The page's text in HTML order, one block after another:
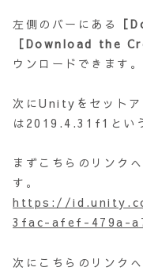
左側のバーにある ［
［Download the
ウンロードできます
次にUnityをセット
は2019.4.31f1とい
まずこちらのリンク
す。
https://
3fac-afef-479a-
次にこちらのリンクへ